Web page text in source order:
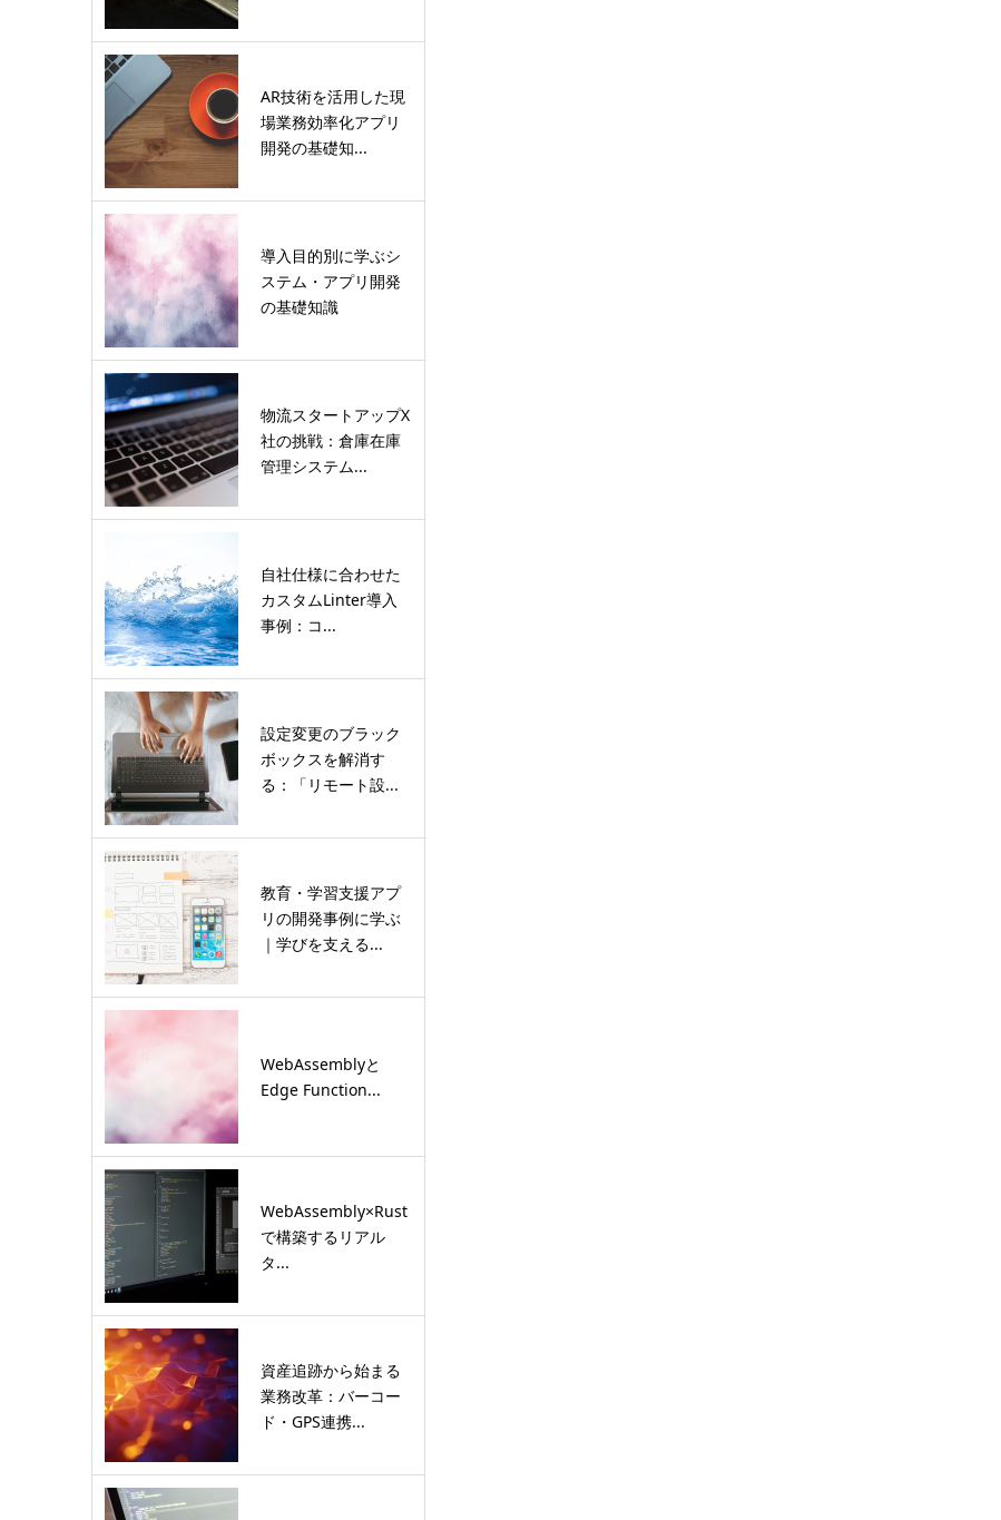
AR技術を活用した現
場業務効率化アプリ
開発の基礎知...
導入目的別に学ぶシ
ステム・アプリ開発
の基礎知識
物流スタートアップX
社の挑戦：倉庫在庫
管理システム...
自社仕様に合わせた
カスタムLinter導入
事例：コ...
設定変更のブラック
ボックスを解消す
る：「リモート設...
教育・学習支援アプ
リの開発事例に学ぶ
｜学びを支える...
WebAssemblyと
Edge Function...
WebAssembly×Rust
で構築するリアル
タ...
資産追跡から始まる
業務改革：バーコー
ド・GPS連携...